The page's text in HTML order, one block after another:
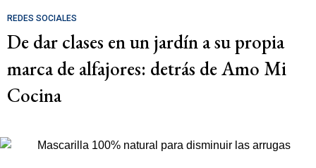
REDES SOCIALES
De dar clases en un jardín a su propia
marca de alfajores: detrás de Amo Mi
Cocina